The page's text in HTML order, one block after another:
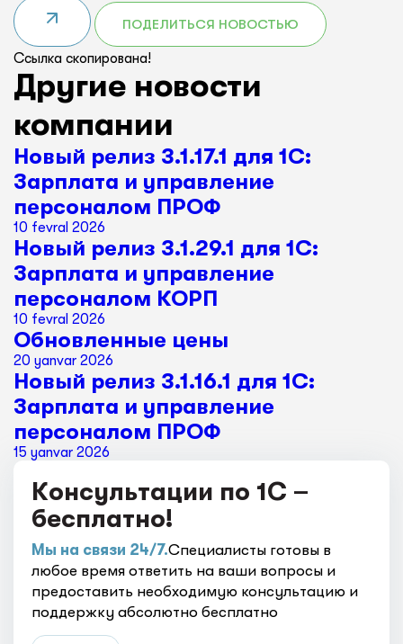
ПОДЕЛИТЬСЯ НОВОСТЬЮ
Ссылка скопирована!
Другие новости
компании
Новый релиз 3.1.17.1 для 1С:
Зарплата и управление
персоналом ПРОФ
10 fevral 2026
Новый релиз 3.1.29.1 для 1С:
Зарплата и управление
персоналом КОРП
10 fevral 2026
Обновленные цены
20 yanvar 2026
Новый релиз 3.1.16.1 для 1С:
Зарплата и управление
персоналом ПРОФ
15 yanvar 2026
Консультации по 1С –
бесплатно!
Мы на связи 24/7.Специалисты готовы в
любое время ответить на ваши вопросы и
предоставить необходимую консультацию и
поддержку абсолютно бесплатно